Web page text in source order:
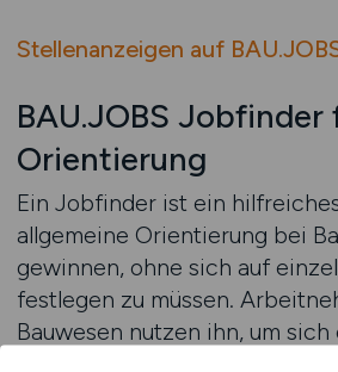
Stellenanzeigen auf
BAU.JOBS Jobfinder
Orientierung
Ein Jobfinder ist ein
allgemeine Orientierung bei
gewinnen, ohne sich auf
festlegen zu müssen.
Bauwesen nutzen ihn, um